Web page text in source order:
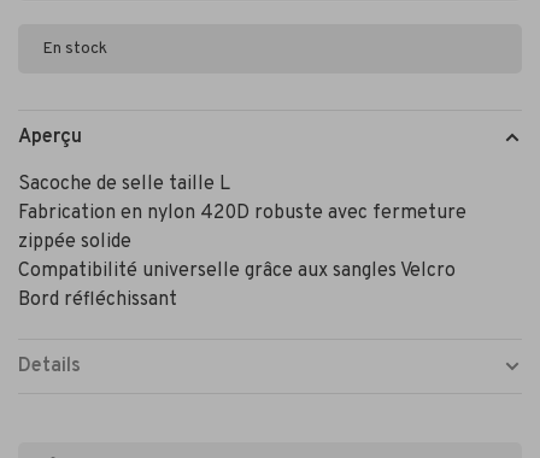
En stock
Aperçu
Sacoche de selle taille L
Fabrication en nylon 420D robuste avec fermeture
zippée solide
Compatibilité universelle grâce aux sangles Velcro
Bord réfléchissant
Details